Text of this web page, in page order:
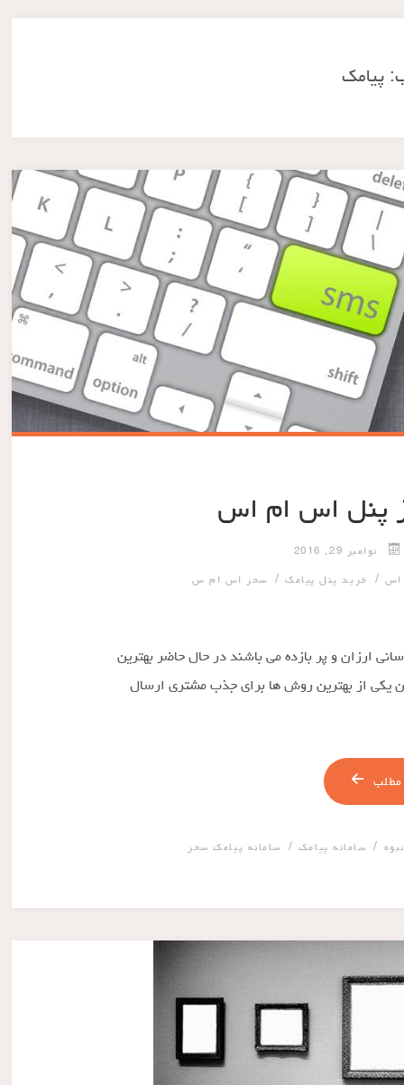
پیامک
پنل اس ام اس
نوامبر 29, 2016
اس / خرید پنل پیامک/ سحر اس ام س
ارزان و پر بازده می باشند در حال حاضر بهترین
یکی از بهترین روش ها برای جذب مشتری ارسال
مطلب
/ سامانه پیامک / سامانه پیامک سحر